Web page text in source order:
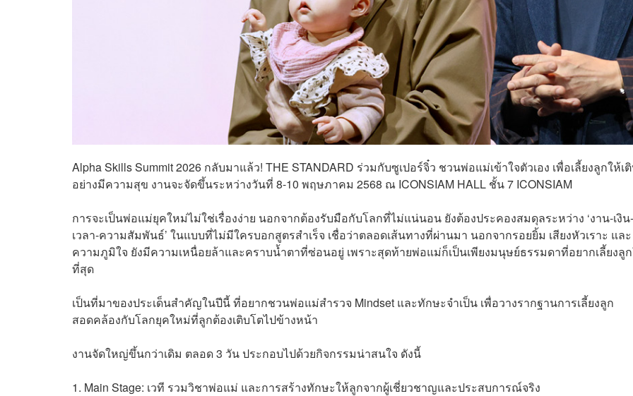
Alpha Skills Summit 2026 กลับมาแล้ว! THE STANDARD ร่วมกับซูเปอร์จิ๋ว ชวนพ่อแม่เข้าใจตัวเอง เพื่อเลี้ยงลูกให้เ
อย่างมีความสุข งานจะจัดขึ้นระหว่างวันที่ 8-10 พฤษภาคม 2568 ณ ICONSIAM HALL ชั้น 7 ICONSIAM
การจะเป็นพ่อแม่ยุคใหม่ไม่ใช่เรื่องง่าย นอกจากต้องรับมือกับโลกที่ไม่แน่นอน ยังต้องประคองสมดุลระหว่าง ‘งาน-เงิน-
เวลา-ความสัมพันธ์’ ในแบบที่ไม่มีใครบอกสูตรสำเร็จ เชื่อว่าตลอดเส้นทางที่ผ่านมา นอกจากรอยยิ้ม เสียงหัวเราะ และ
ความภูมิใจ ยังมีความเหนื่อยล้าและคราบน้ำตาที่ซ่อนอยู่ เพราะสุดท้ายพ่อแม่ก็เป็นเพียงมนุษย์ธรรมดาที่อยากเลี้ยงลู
ที่สุด
เป็นที่มาของประเด็นสำคัญในปีนี้ ที่อยากชวนพ่อแม่สำรวจ Mindset และทักษะจำเป็น เพื่อวางรากฐานการเลี้ยงลูก
สอดคล้องกับโลกยุคใหม่ที่ลูกต้องเติบโตไปข้างหน้า
งานจัดใหญ่ขึ้นกว่าเดิม ตลอด 3 วัน ประกอบไปด้วยกิจกรรมน่าสนใจ ดังนี้
1. Main Stage: เวที รวมวิชาพ่อแม่ และการสร้างทักษะให้ลูกจากผู้เชี่ยวชาญและประสบการณ์จริง